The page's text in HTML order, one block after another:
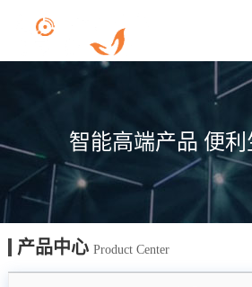
智能高端产品 便
产品中心 Product Center